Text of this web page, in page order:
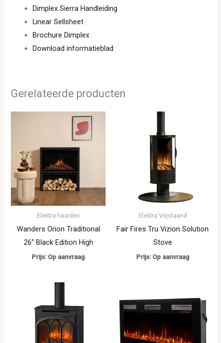
Dimplex Sierra Handleiding
Linear Sellsheet
Brochure Dimplex
Download informatieblad
Gerelateerde producten
Elektra haarden
Wanders Orion Traditional
26” Black Edition High
Prijs: Op aanvraag
Elektra Vrijstaand
Fair Fires Tru Vizion Solution
Stove
Prijs: Op aanvraag